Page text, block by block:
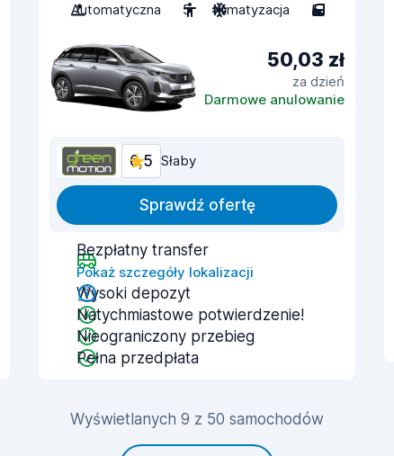
Automatyczna
5 Klimatyzacja 5
50,03 zł
za dzień
Darmowe anulowanie
6,5 Słaby
Sprawdź ofertę
Bezpłatny transfer
Pokaż szczegóły lokalizacji
Wysoki depozyt
Natychmiastowe potwierdzenie!
Nieograniczony przebieg
Pełna przedpłata
Wyświetlanych 9 z 50 samochodów